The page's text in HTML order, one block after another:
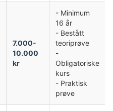
7.000-
10.000
kr
- Minimum
16 år
- Bestått
teoriprøve
-
Obligatoriske
kurs
- Praktisk
prøve